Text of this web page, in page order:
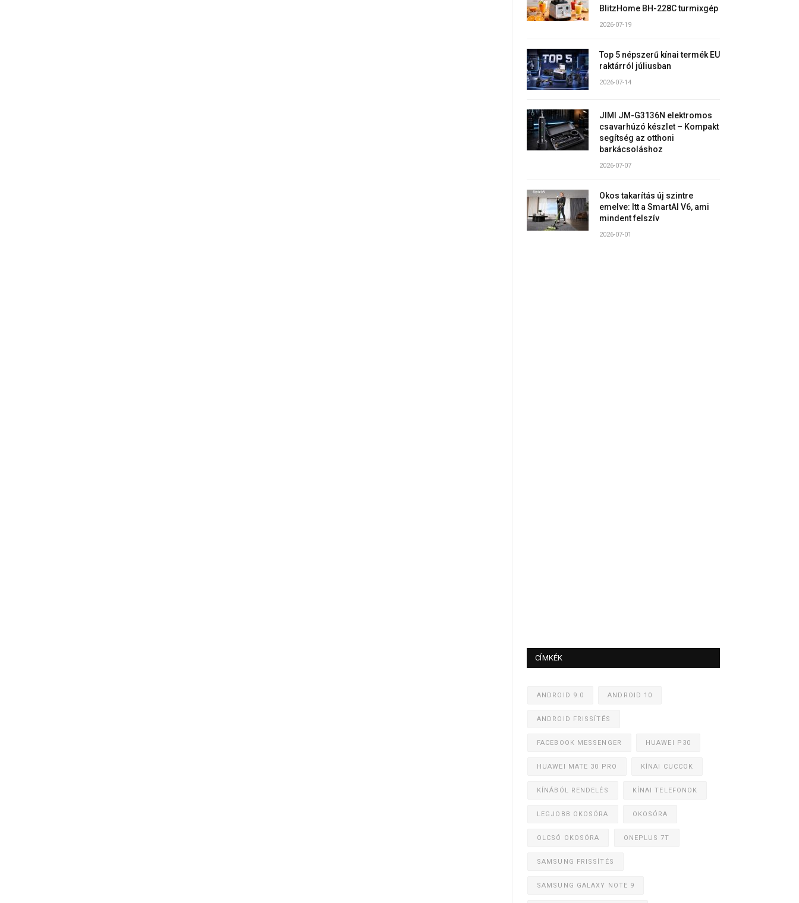
BlitzHome BH-228C turmixgép
2026-07-19
Top 5 népszerű kínai termék EU
raktárról júliusban
2026-07-14
JIMI JM-G3136N elektromos
csavarhúzó készlet – Kompakt
segítség az otthoni
barkácsoláshoz
2026-07-07
Okos takarítás új szintre
emelve: Itt a SmartAI V6, ami
mindent felszív
2026-07-01
CÍMKÉK
ANDROID 9.0 ANDROID 10
ANDROID FRISSÍTÉS
FACEBOOK MESSENGER HUAWEI P30
HUAWEI MATE 30 PRO KÍNAI CUCCOK
KÍNÁBÓL RENDELÉS KÍNAI TELEFONOK
LEGJOBB OKOSÓRA OKOSÓRA
OLCSÓ OKOSÓRA ONEPLUS 7T
SAMSUNG FRISSÍTÉS
SAMSUNG GALAXY NOTE 9